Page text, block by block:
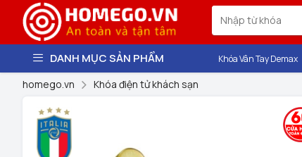
DANH MỤC SẢN PHẨM Khóa Vân Tay Demax
homego.vn Khóa điện tử khách sạn